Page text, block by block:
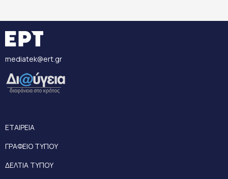
mediatek@ert.gr
ΕΤΑΙΡΕΙΑ
ΓΡΑΦΕΙΟ ΤΥΠΟΥ
ΔΕΛΤΙΑ ΤΥΠΟΥ